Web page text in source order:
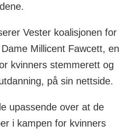
Vester koalisjonen for
Millicent Fawcett, en
kvinners stemmerett og
på sin nettside.
upassende over at de
i kampen for kvinners